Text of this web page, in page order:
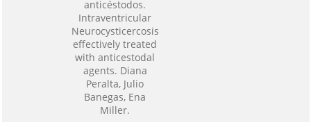
anticéstodos.
Intraventricular
Neurocysticercosis
effectively treated
with anticestodal
agents. Diana
Peralta, Julio
Banegas, Ena
Miller.